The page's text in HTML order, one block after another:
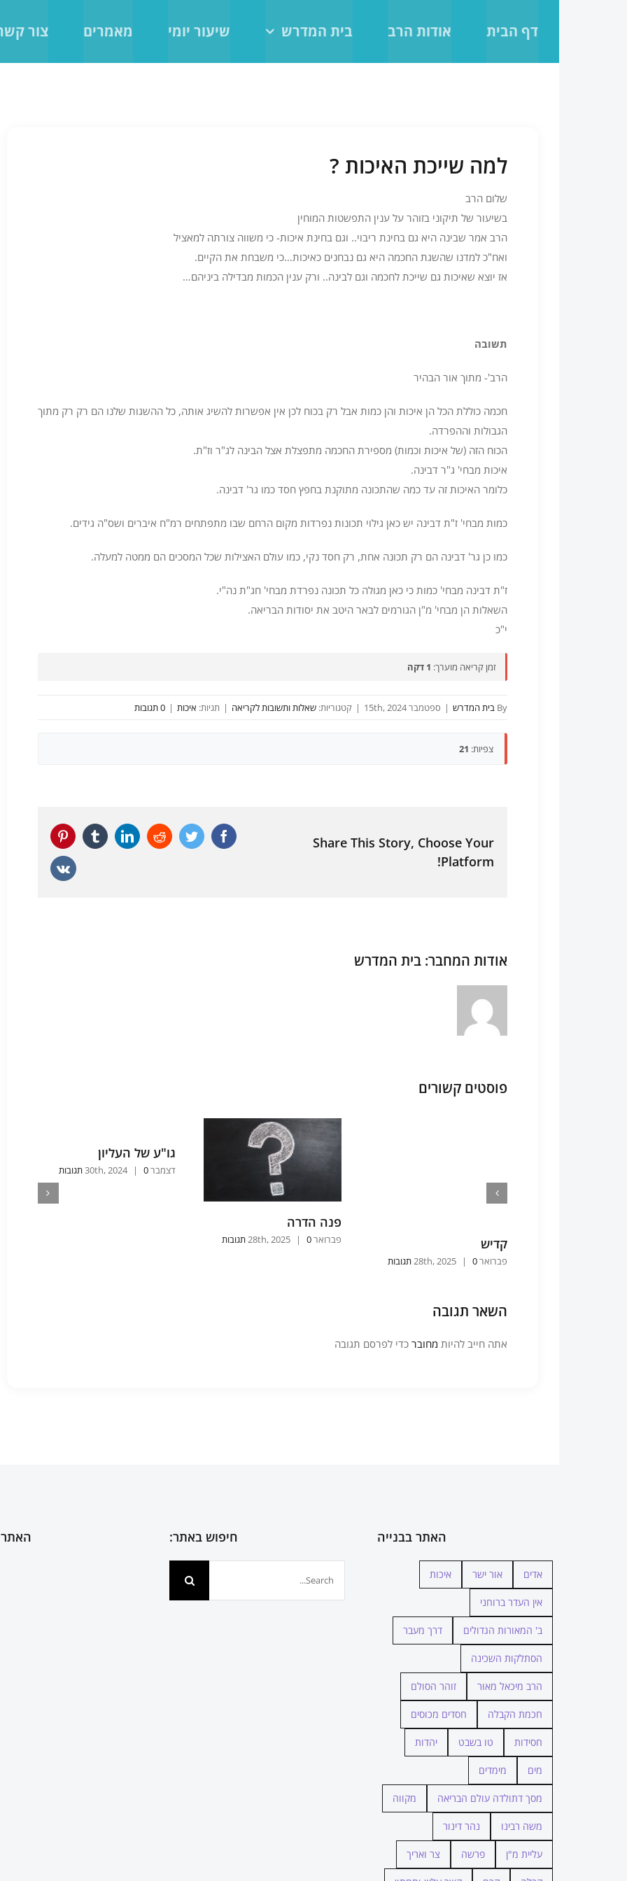
דף הבית אודות הרב בית המדרש שיעור יומי מאמרים צור
למה שייכת האיכות ?
שלום הרב
בשיעור של תיקוני בזוהר על ענין התפשטות המוחין
הרב אמר שבינה היא גם בחינת ריבוי.. וגם בחינת איכות- כי משווה צורתה למאציל
ואח"כ למדנו שהשגת החכמה היא גם נבחנים כאיכות…כי משבחת את הקיים.
אז יוצא שאיכות גם שייכת לחכמה וגם לבינה.. ורק ענין הכמות מבדילה ביניהם…
תשובה
הרב'- מתוך אור הבהיר
חכמה כוללת הכל הן איכות והן כמות אבל רק בכוח לכן אין אפשרות להשיג אותה, כל ההשגות שלנו הם רק רק מתוך
הגבולות וההפרדה.
הכוח הזה (של איכות וכמות) מספירת החכמה מתפצלת אצל הבינה לג"ר וז"ת.
איכות מבחי' ג"ר דבינה.
כלומר האיכות זה עד כמה שהתכונה מתוקנת בחפץ חסד כמו גר' דבינה.
כמות מבחי' ז"ת דבינה יש כאן גילוי תכונות נפרדות מקום הרחם שבו מתפתחים רמ"ח איברים ושס"ה גידים.
כמו כן גר' דבינה הם רק תכונה אחת, רק חסד נקי, כמו עולם האצילות שכל המסכים הם ממטה למעלה.
ז"ת דבינה מבחי' כמות כי כאן מגולה כל תכונה נפרדת מבחי' חג"ת נה"י.
השאלות הן מבחי' מ"ן הגורמים לבאר היטב את יסודות הבריאה.
י"כ
זמן קריאה מוערך: 1 דקה
By בית המדרש | ספטמבר 15th, 2024 | קטגוריות: שאלות ותשובות לקריאה | תגיות: איכות | 0 תגובות
צפיות: 21
Share This Story, Choose Your
Platform!
Facebook
Twitter
Reddit
LinkedIn
Tumblr
Pinterest
Vk
אודות המחבר: בית המדרש
פוסטים קשורים
קדיש
פברואר 28th, 2025 | 0 תגובות
פנה הדרה
פברואר 28th, 2025 | 0 תגובות
גו"ע של העליון
דצמבר 30th, 2024 | 0 תגובות
השאר תגובה
אתה חייב להיות מחובר כדי לפרסם תגובה
האתר בבנייה
אדים אור ישר איכות
אין העדר ברוחני
ב' המאורות הגדולים דרך מעבר
הסתלקות השכינה
הרב מיכאל מאור זוהר הסולם
חכמת הקבלה חסדים מכוסים
חסידות טו בשבט יהדות
מים מימדים
מסך דתולדה עולם הבריאה מקווה
משה רבינו נהר דינור
עליית מ"ן פרשה צר ואריך
חיפוש באתר: האתר